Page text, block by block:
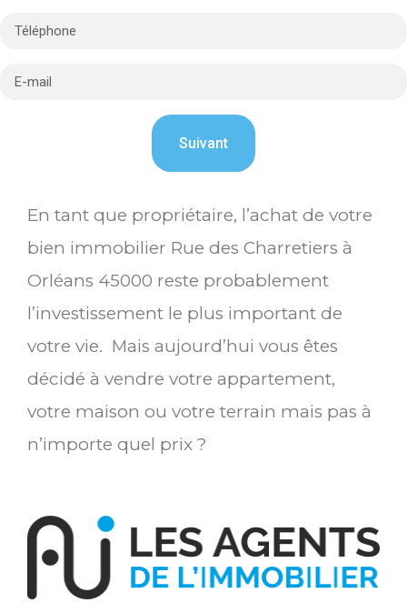
En tant que propriétaire, l’achat de votre
bien immobilier Rue des Charretiers à
Orléans 45000 reste probablement
l’investissement le plus important de
votre vie. Mais aujourd’hui vous êtes
décidé à vendre votre appartement,
votre maison ou votre terrain mais pas à
n’importe quel prix ?